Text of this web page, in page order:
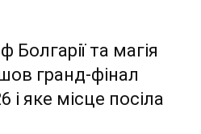
Болгарії та магія
гранд-фінал
і яке місце посіла